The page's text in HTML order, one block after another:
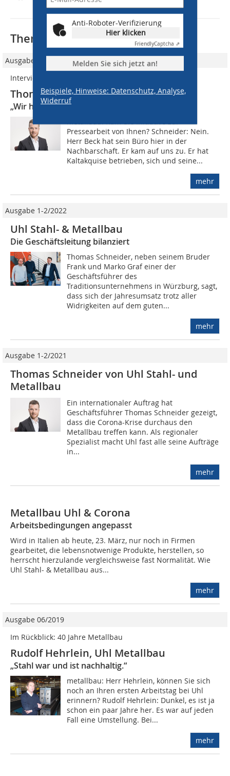
Anti-Roboter-Verifizierung
Hier klicken
FriendlyCaptcha ⇗
Melden Sie sich jetzt an!
Beispiele, Hinweise: Datenschutz, Analyse,
Widerruf
Thematisch passende Artikel:
Ausgabe 10/2019
Interview
Thomas Schneider von Uhl Metallbau
„Wir haben eine Presseagentur engagiert.“
metallbau: Kam die Initiative zur
Pressearbeit von Ihnen? Schneider: Nein.
Herr Beck hat sein Büro hier in der
Nachbarschaft. Er kam auf uns zu. Er hat
Kaltakquise betrieben, sich und seine...
mehr
Ausgabe 1-2/2022
Uhl Stahl- & Metallbau
Die Geschäftsleitung bilanziert
Thomas Schneider, neben seinem Bruder
Frank und Marko Graf einer der
Geschäftsführer des
Traditionsunternehmens in Würzburg, sagt,
dass sich der Jahresumsatz trotz aller
Widrigkeiten auf dem guten...
mehr
Ausgabe 1-2/2021
Thomas Schneider von Uhl Stahl- und
Metallbau
Ein internationaler Auftrag hat
Geschäftsführer Thomas Schneider gezeigt,
dass die Corona-Krise durchaus den
Metallbau treffen kann. Als regionaler
Spezialist macht Uhl fast alle seine Aufträge
in...
mehr
Metallbau Uhl & Corona
Arbeitsbedingungen angepasst
Wird in Italien ab heute, 23. März, nur noch in Firmen
gearbeitet, die lebensnotwenige Produkte, herstellen, so
herrscht hierzulande vergleichsweise fast Normalität. Wie
Uhl Stahl- & Metallbau aus...
mehr
Ausgabe 06/2019
Im Rückblick: 40 Jahre Metallbau
Rudolf Hehrlein, Uhl Metallbau
„Stahl war und ist nachhaltig.“
metallbau: Herr Hehrlein, können Sie sich
noch an Ihren ersten Arbeitstag bei Uhl
erinnern? Rudolf Hehrlein: Dunkel, es ist ja
schon ein paar Jahre her. Es war auf jeden
Fall eine Umstellung. Bei...
mehr